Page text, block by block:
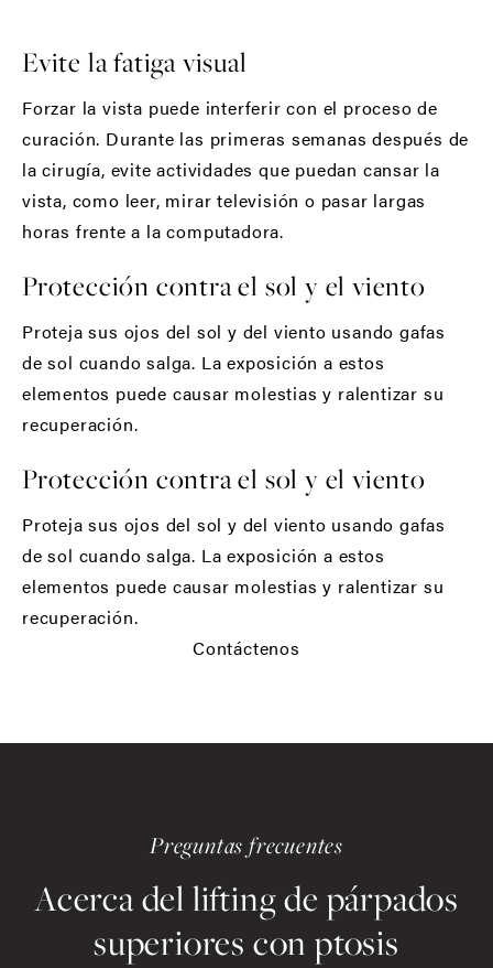
Evite la fatiga visual
Forzar la vista puede interferir con el proceso de
curación. Durante las primeras semanas después de
la cirugía, evite actividades que puedan cansar la
vista, como leer, mirar televisión o pasar largas
horas frente a la computadora.
Protección contra el sol y el viento
Proteja sus ojos del sol y del viento usando gafas
de sol cuando salga. La exposición a estos
elementos puede causar molestias y ralentizar su
recuperación.
Protección contra el sol y el viento
Proteja sus ojos del sol y del viento usando gafas
de sol cuando salga. La exposición a estos
elementos puede causar molestias y ralentizar su
recuperación.
Contáctenos
Preguntas frecuentes
Acerca del lifting de párpados
superiores con ptosis